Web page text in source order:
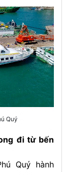
Quý
đi từ bến
Quý hành